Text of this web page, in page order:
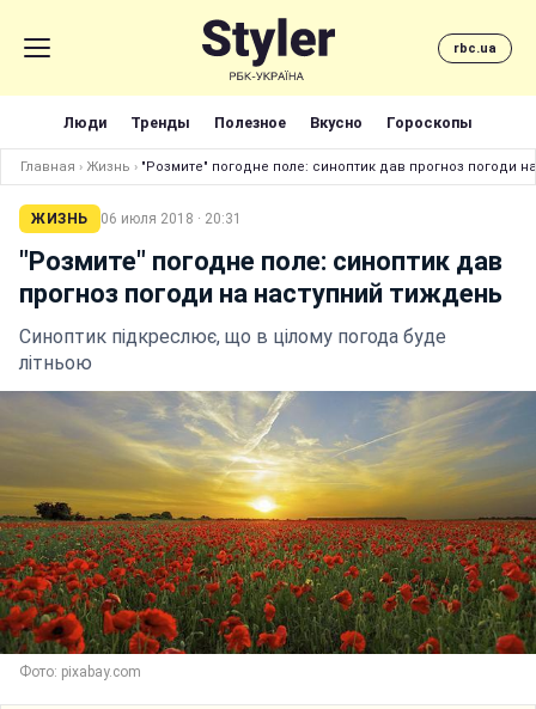
rbc.ua
Люди Тренды Полезное Вкусно Гороскопы
Главная › Жизнь › "Розмите" погодне поле: синоптик дав прогноз погоди
ЖИЗНЬ 06 июля 2018 · 20:31
"Розмите" погодне поле: синоптик дав
прогноз погоди на наступний тиждень
Синоптик підкреслює, що в цілому погода буде
літньою
Фото: pixabay.com